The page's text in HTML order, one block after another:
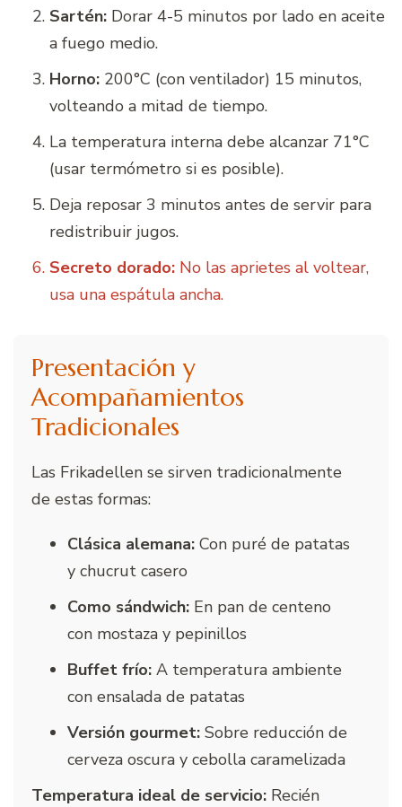
Sartén: Dorar 4-5 minutos por lado en aceite
a fuego medio.
Horno: 200°C (con ventilador) 15 minutos,
volteando a mitad de tiempo.
La temperatura interna debe alcanzar 71°C
(usar termómetro si es posible).
Deja reposar 3 minutos antes de servir para
redistribuir jugos.
Secreto dorado: No las aprietes al voltear,
usa una espátula ancha.
Presentación y
Acompañamientos
Tradicionales
Las Frikadellen se sirven tradicionalmente
de estas formas:
Clásica alemana: Con puré de patatas
y chucrut casero
Como sándwich: En pan de centeno
con mostaza y pepinillos
Buffet frío: A temperatura ambiente
con ensalada de patatas
Versión gourmet: Sobre reducción de
cerveza oscura y cebolla caramelizada
Temperatura ideal de servicio: Recién